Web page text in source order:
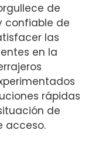
de
confiable de
las
en la
rápidas
de
acceso.